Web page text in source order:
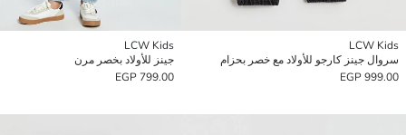
LCW Kids
سروال جينز كارجو للأولاد مع خصر بحزام
999.00 EGP
LCW Kids
جينز للأولاد بخصر مرن
799.00 EGP